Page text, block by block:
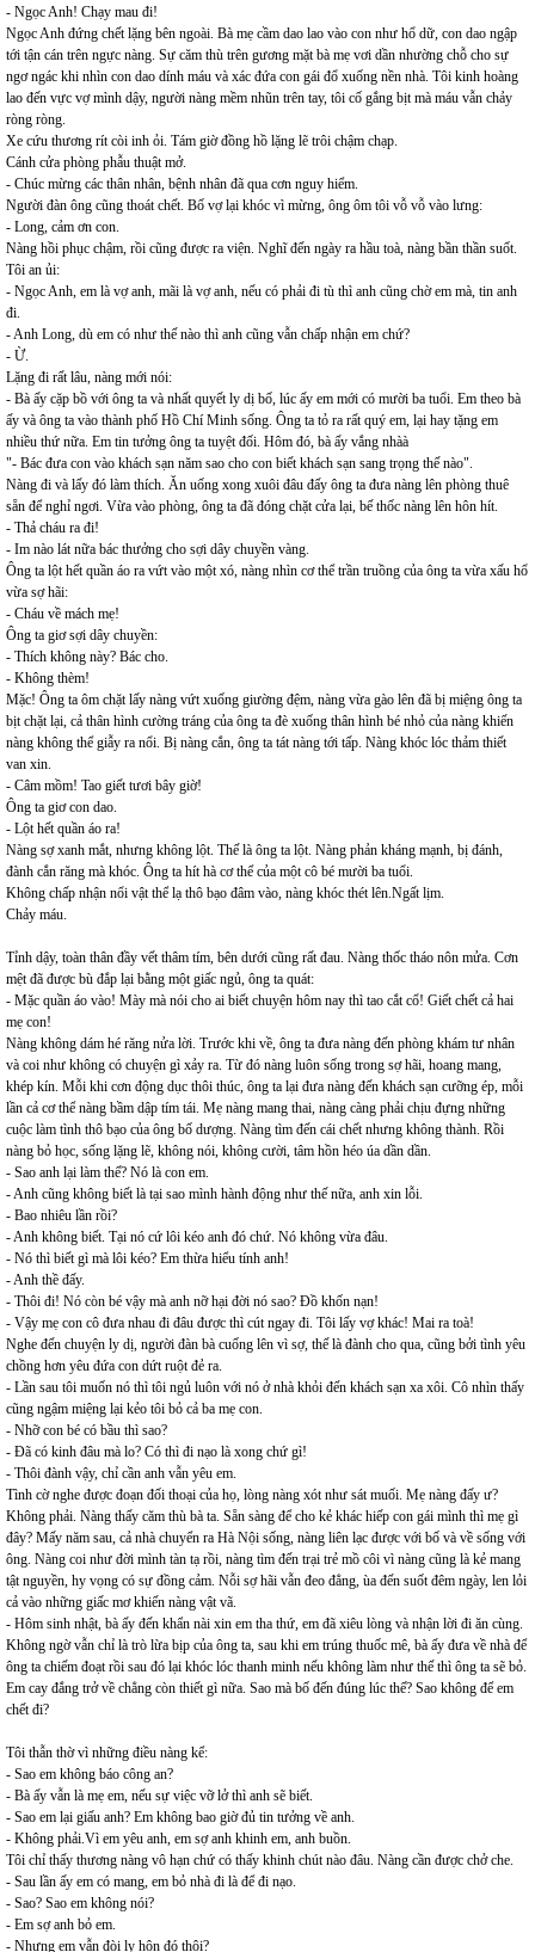
- Ngọc Anh! Chạy mau đi!
Ngọc Anh đứng chết lặng bên ngoài. Bà mẹ cầm dao lao vào con như hổ dữ, con dao ngập
tới tận cán trên ngực nàng. Sự căm thù trên gương mặt bà mẹ vơi dần nhường chỗ cho sự
ngơ ngác khi nhìn con dao dính máu và xác đứa con gái đổ xuống nền nhà. Tôi kinh hoàng
lao đến vực vợ mình dậy, người nàng mềm nhũn trên tay, tôi cố gắng bịt mà máu vẫn chảy
ròng ròng.
Xe cứu thương rít còi inh ỏi. Tám giờ đồng hồ lặng lẽ trôi chậm chạp.
Cánh cửa phòng phẫu thuật mở.
- Chúc mừng các thân nhân, bệnh nhân đã qua cơn nguy hiểm.
Người đàn ông cũng thoát chết. Bố vợ lại khóc vì mừng, ông ôm tôi vỗ vỗ vào lưng:
- Long, cảm ơn con.
Nàng hồi phục chậm, rồi cũng được ra viện. Nghĩ đến ngày ra hầu toà, nàng bần thần suốt.
Tôi an ủi:
- Ngọc Anh, em là vợ anh, mãi là vợ anh, nếu có phải đi tù thì anh cũng chờ em mà, tin anh
đi.
- Anh Long, dù em có như thế nào thì anh cũng vẫn chấp nhận em chứ?
- Ừ.
Lặng đi rất lâu, nàng mới nói:
- Bà ấy cặp bồ với ông ta và nhất quyết ly dị bố, lúc ấy em mới có mười ba tuổi. Em theo bà
ấy và ông ta vào thành phố Hồ Chí Minh sống. Ông ta tỏ ra rất quý em, lại hay tặng em
nhiều thứ nữa. Em tin tưởng ông ta tuyệt đối. Hôm đó, bà ấy vắng nhàà
"- Bác đưa con vào khách sạn năm sao cho con biết khách sạn sang trọng thế nào".
Nàng đi và lấy đó làm thích. Ăn uống xong xuôi đâu đấy ông ta đưa nàng lên phòng thuê
sẵn để nghỉ ngơi. Vừa vào phòng, ông ta đã đóng chặt cửa lại, bế thốc nàng lên hôn hít.
- Thả cháu ra đi!
- Im nào lát nữa bác thưởng cho sợi dây chuyền vàng.
Ông ta lột hết quần áo ra vứt vào một xó, nàng nhìn cơ thể trần truồng của ông ta vừa xấu hổ
vừa sợ hãi:
- Cháu về mách mẹ!
Ông ta giơ sợi dây chuyền:
- Thích không này? Bác cho.
- Không thèm!
Mặc! Ông ta ôm chặt lấy nàng vứt xuống giường đệm, nàng vừa gào lên đã bị miệng ông ta
bịt chặt lại, cả thân hình cường tráng của ông ta đè xuống thân hình bé nhỏ của nàng khiến
nàng không thể giẫy ra nổi. Bị nàng cắn, ông ta tát nàng tới tấp. Nàng khóc lóc thảm thiết
van xin.
- Câm mồm! Tao giết tươi bây giờ!
Ông ta giơ con dao.
- Lột hết quần áo ra!
Nàng sợ xanh mắt, nhưng không lột. Thế là ông ta lột. Nàng phản kháng mạnh, bị đánh,
đành cắn răng mà khóc. Ông ta hít hà cơ thể của một cô bé mười ba tuổi.
Không chấp nhận nổi vật thể lạ thô bạo đâm vào, nàng khóc thét lên.Ngất lịm.
Chảy máu.
Tỉnh dậy, toàn thân đầy vết thâm tím, bên dưới cũng rất đau. Nàng thốc tháo nôn mửa. Cơn
mệt đã được bù đắp lại bằng một giấc ngủ, ông ta quát:
- Mặc quần áo vào! Mày mà nói cho ai biết chuyện hôm nay thì tao cắt cổ! Giết chết cả hai
mẹ con!
Nàng không dám hé răng nửa lời. Trước khi về, ông ta đưa nàng đến phòng khám tư nhân
và coi như không có chuyện gì xảy ra. Từ đó nàng luôn sống trong sợ hãi, hoang mang,
khép kín. Mỗi khi cơn động dục thôi thúc, ông ta lại đưa nàng đến khách sạn cưỡng ép, mỗi
lần cả cơ thể nàng bầm dập tím tái. Mẹ nàng mang thai, nàng càng phải chịu đựng những
cuộc làm tình thô bạo của ông bố dượng. Nàng tìm đến cái chết nhưng không thành. Rồi
nàng bỏ học, sống lặng lẽ, không nói, không cười, tâm hồn héo úa dần dần.
- Sao anh lại làm thế? Nó là con em.
- Anh cũng không biết là tại sao mình hành động như thế nữa, anh xin lỗi.
- Bao nhiêu lần rồi?
- Anh không biết. Tại nó cứ lôi kéo anh đó chứ. Nó không vừa đâu.
- Nó thì biết gì mà lôi kéo? Em thừa hiểu tính anh!
- Anh thề đấy.
- Thôi đi! Nó còn bé vậy mà anh nỡ hại đời nó sao? Đồ khốn nạn!
- Vậy mẹ con cô đưa nhau đi đâu được thì cút ngay đi. Tôi lấy vợ khác! Mai ra toà!
Nghe đến chuyện ly dị, người đàn bà cuống lên vì sợ, thế là đành cho qua, cũng bởi tình yêu
chồng hơn yêu đứa con dứt ruột đẻ ra.
- Lần sau tôi muốn nó thì tôi ngủ luôn với nó ở nhà khỏi đến khách sạn xa xôi. Cô nhìn thấy
cũng ngậm miệng lại kẻo tôi bỏ cả ba mẹ con.
- Nhỡ con bé có bầu thì sao?
- Đã có kinh đâu mà lo? Có thì đi nạo là xong chứ gì!
- Thôi đành vậy, chỉ cần anh vẫn yêu em.
Tình cờ nghe được đoạn đối thoại của họ, lòng nàng xót như sát muối. Mẹ nàng đấy ư?
Không phải. Nàng thấy căm thù bà ta. Sẵn sàng để cho kẻ khác hiếp con gái mình thì mẹ gì
đây? Mấy năm sau, cả nhà chuyển ra Hà Nội sống, nàng liên lạc được với bố và về sống với
ông. Nàng coi như đời mình tàn tạ rồi, nàng tìm đến trại trẻ mồ côi vì nàng cũng là kẻ mang
tật nguyền, hy vọng có sự đồng cảm. Nỗi sợ hãi vẫn đeo đẳng, ùa đến suốt đêm ngày, len lỏi
cả vào những giấc mơ khiến nàng vật vã.
- Hôm sinh nhật, bà ấy đến khẩn nài xin em tha thứ, em đã xiêu lòng và nhận lời đi ăn cùng.
Không ngờ vẫn chỉ là trò lừa bịp của ông ta, sau khi em trúng thuốc mê, bà ấy đưa về nhà để
ông ta chiếm đoạt rồi sau đó lại khóc lóc thanh minh nếu không làm như thế thì ông ta sẽ bỏ.
Em cay đắng trở về chẳng còn thiết gì nữa. Sao mà bố đến đúng lúc thế? Sao không để em
chết đi?
Tôi thẫn thờ vì những điều nàng kể:
- Sao em không báo công an?
- Bà ấy vẫn là mẹ em, nếu sự việc vỡ lở thì anh sẽ biết.
- Sao em lại giấu anh? Em không bao giờ đủ tin tưởng về anh.
- Không phải.Vì em yêu anh, em sợ anh khinh em, anh buồn.
Tôi chỉ thấy thương nàng vô hạn chứ có thấy khinh chút nào đâu. Nàng cần được chở che.
- Sau lần ấy em có mang, em bỏ nhà đi là để đi nạo.
- Sao? Sao em không nói?
- Em sợ anh bỏ em.
- Nhưng em vẫn đòi ly hôn đó thôi?